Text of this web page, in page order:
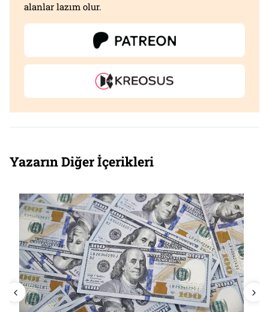
alanlar lazım olur.
Yazarın Diğer İçerikleri